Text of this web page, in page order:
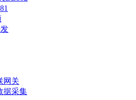
网关
据采集